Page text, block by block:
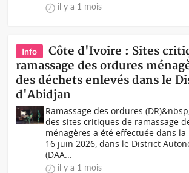
il y a 1 mois
Info
Côte d'Ivoire : Sites
ramassage des ordures
des déchets enlevés dans le
d'Abidjan
Ramassage des ordures
des sites critiques de ramassage
ménagères a été effectuée dans
16 juin 2026, dans le District
(DAA...
il y a 1 mois